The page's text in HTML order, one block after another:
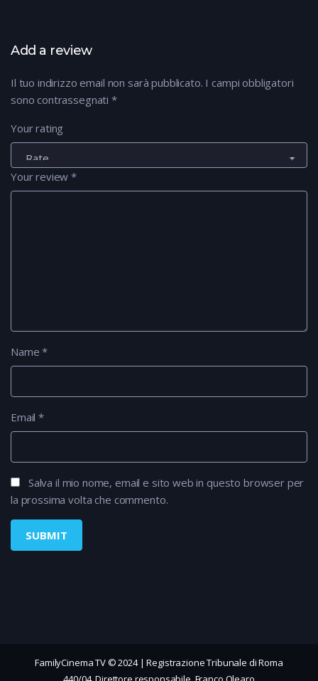
Add a review
Il tuo indirizzo email non sarà pubblicato. I campi obbligatori
sono contrassegnati *
Your rating
Your review*
Name*
Email*
Salva il mio nome, email e sito web in questo browser per
la prossima volta che commento.
FamilyCinema TV © 2024 | Registrazione Tribunale di Roma